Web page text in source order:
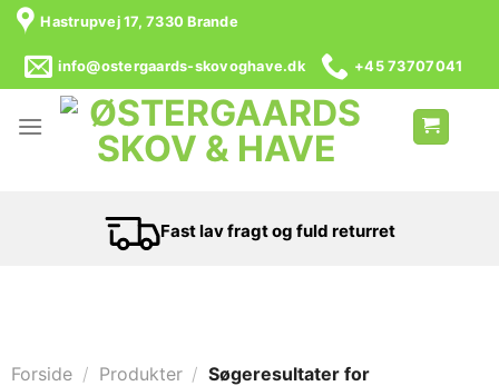
Hastrupvej 17, 7330 Brande
info@ostergaards-skovoghave.dk +45 73707041
Fast lav fragt og fuld returret
Forside / Produkter / Søgeresultater for